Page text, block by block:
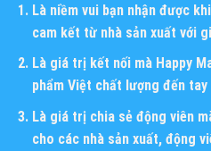
Là niềm vui bạn nhận được
cam kết từ nhà sản xuất với
Là giá trị kết nối mà Happy
phẩm Việt chất lượng đến
Là giá trị chia sẻ động viên
cho các nhà sản xuất, động